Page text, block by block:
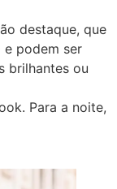
destaque, que
e podem ser
brilhantes ou
Para a noite,